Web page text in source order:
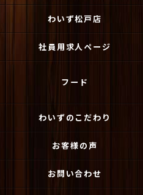
わいず松戸店
社員用求人ページ
フード
わいずのこだわり
お客様の声
お問い合わせ